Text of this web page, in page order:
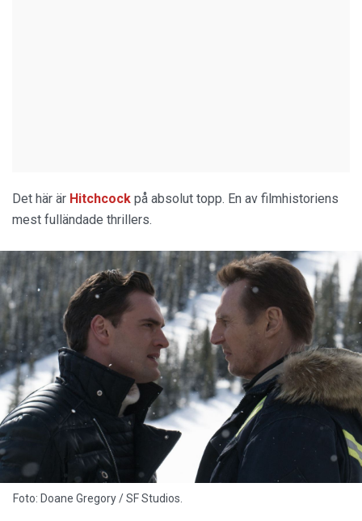
Det här är Hitchcock på absolut topp. En av filmhistoriens
mest fulländade thrillers.
Foto: Doane Gregory / SF Studios.